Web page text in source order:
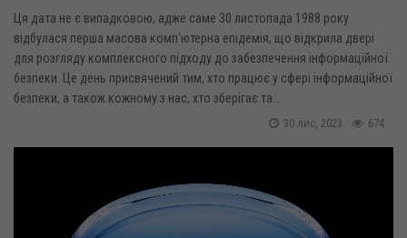
Ця дата не є випадковою, адже саме 30 листопада 1988 року
відбулася перша масова комп'ютерна епідемія, що відкрила двері
для розгляду комплексного підходу до забезпечення інформаційної
безпеки. Це день присвячений тим, хто працює у сфері інформаційної
безпеки, а також кожному з нас, хто зберігає та...
674
30 лис, 2023